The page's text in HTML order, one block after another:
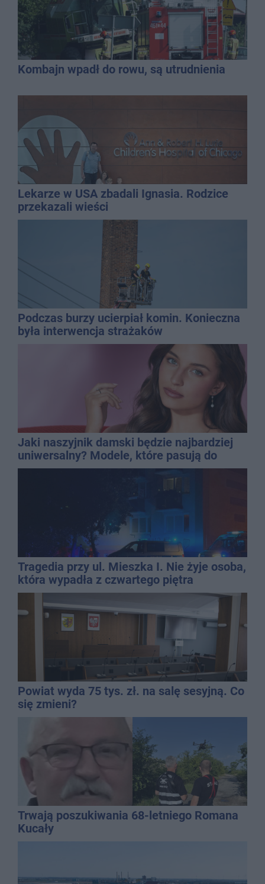
Kombajn wpadł do rowu, są utrudnienia
Lekarze w USA zbadali Ignasia. Rodzice
przekazali wieści
Podczas burzy ucierpiał komin. Konieczna
była interwencja strażaków
Jaki naszyjnik damski będzie najbardziej
uniwersalny? Modele, które pasują do
wielu stylizacji
Tragedia przy ul. Mieszka I. Nie żyje osoba,
która wypadła z czwartego piętra
Powiat wyda 75 tys. zł. na salę sesyjną. Co
się zmieni?
Trwają poszukiwania 68-letniego Romana
Kucały